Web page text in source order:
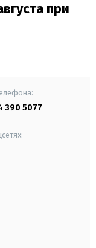
при
390 5077